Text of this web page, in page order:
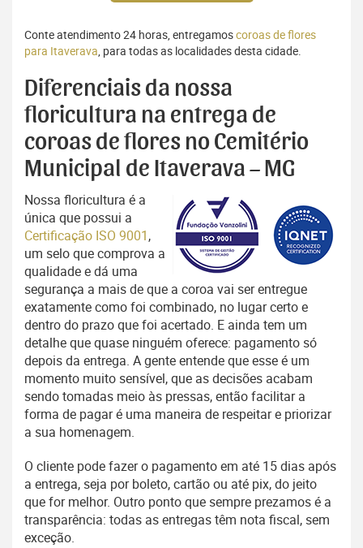
Conte atendimento 24 horas, entregamoscoroas de flores
para Itaverava, para todas as localidades desta cidade.
Diferenciais da nossa
floricultura na entrega de
coroas de flores no Cemitério
Municipal de Itaverava – MG
Nossa floricultura é a
única que possui a
Certificação ISO 9001,
um selo que comprova a
qualidade e dá uma
segurança a mais de que a coroa vai ser entregue
exatamente como foi combinado, no lugar certo e
dentro do prazo que foi acertado. E ainda tem um
detalhe que quase ninguém oferece: pagamento só
depois da entrega. A gente entende que esse é um
momento muito sensível, que as decisões acabam
sendo tomadas meio às pressas, então facilitar a
forma de pagar é uma maneira de respeitar e priorizar
a sua homenagem.
O cliente pode fazer o pagamento em até 15 dias após
a entrega, seja por boleto, cartão ou até pix, do jeito
que for melhor. Outro ponto que sempre prezamos é a
transparência: todas as entregas têm nota fiscal, sem
exceção.